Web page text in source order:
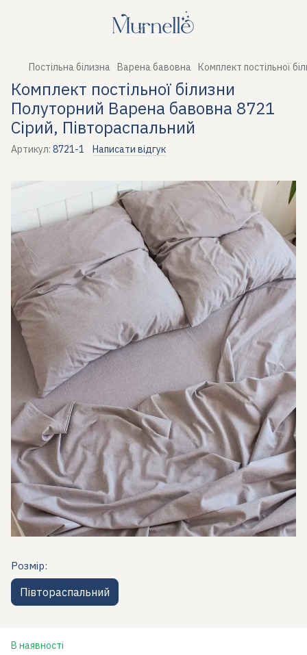
Постільна білизна Варена бавовна Комплект постільної
Комплект постільної білизни
Полуторний Варена бавовна 8721
Сірий, Півтораспальний
Артикул: 8721-1 Написати відгук
Розмір:
Півтораспальний
В наявності